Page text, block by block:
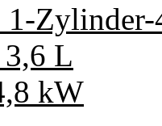
1-
3,6 L
kW